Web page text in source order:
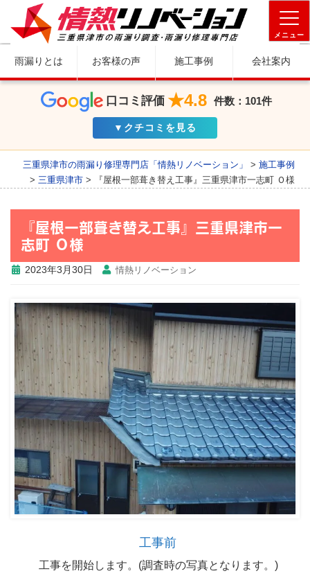
メニュー
雨漏りとは お客様の声 施工事例 会社案内
口コミ評価 ★4.8 件数：101件
▼クチコミを見る
三重県津市の雨漏り修理専門店「情熱リノベーション」 > 施工事例
> 三重県津市> 『屋根一部葺き替え工事』三重県津市一志町 Ｏ様
『屋根一部葺き替え工事』三重県津市一
志町 Ｏ様
2023年3月30日 情熱リノベーション
工事前
工事を開始します。(調査時の写真となります。)